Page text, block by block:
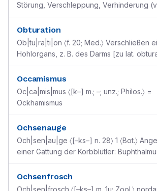
Störung, Verschleppung, Verhinderung
aussichtslose Ant
Obturation
Ob|tu|ra|ti|on 〈f. 20; Med.〉 Verschließen
Hohlorgans, z. B. des Darms [zu lat.
Occamismus
Oc|ca|mis|mus 〈[k–] m.; –; unz.; Philos.〉 =
Ockhamismus
Ochsenauge
Och|sen|au|ge 〈[–ks–] n. 28〉 1 〈Bot.〉
einer Gattung der Korbblütler: Buphthalmum
Ochsenfrosch
Och|sen|frosch 〈[–ks–] m. 1u; Zool.〉